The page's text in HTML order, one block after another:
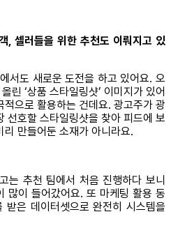
, 셀러들을 위한 추천도 이뤄지고 있
서도 새로운 도전을 하고 있어요. 오
린 ‘상품 스타일링샷’ 이미지가 있어
으로 활용하는 건데요. 광고주가 광
선호할 스타일링샷을 찾아 피드에 보
만들어둔 소재가 아니라요.
는 추천 팀에서 처음 진행하다 보니
많이 들어갔어요. 또 마케팅 활용 동
받은 데이터셋으로 완전히 시스템을